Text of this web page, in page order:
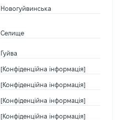
Новогуйвинська
Селище
Гуйва
[Конфіденційна інформація]
[Конфіденційна інформація]
[Конфіденційна інформація]
[Конфіденційна інформація]